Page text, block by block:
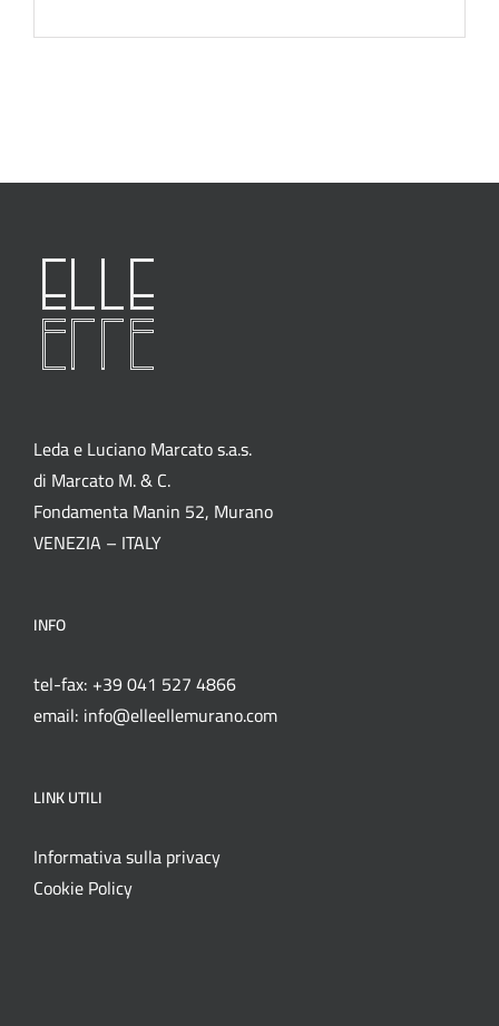
Leda e Luciano Marcato s.a.s.
di Marcato M. & C.
Fondamenta Manin 52, Murano
VENEZIA – ITALY
INFO
tel-fax: +39 041 527 4866
email: info@elleellemurano.com
LINK UTILI
Informativa sulla privacy
Cookie Policy